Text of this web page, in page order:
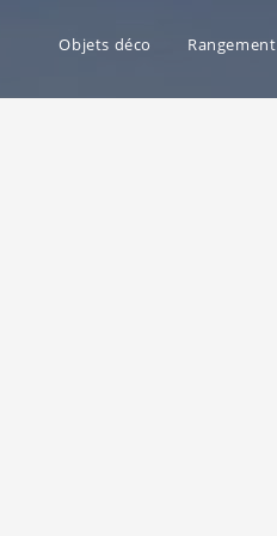
Objets déco Rangement